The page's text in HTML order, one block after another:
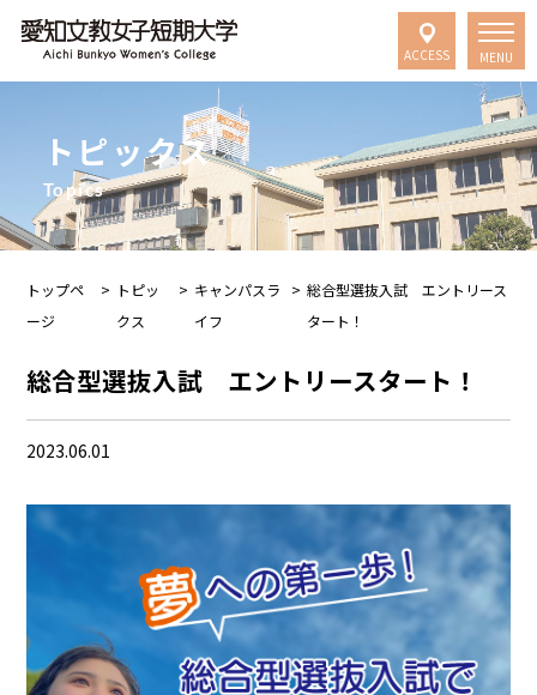
ACCESS
トピックス
Topics
MENU
トップペ
ージ
> トピッ
クス
> キャンパスラ
イフ
> 総合型選抜入試 エントリース
タート！
総合型選抜入試 エントリースタート！
2023.06.01